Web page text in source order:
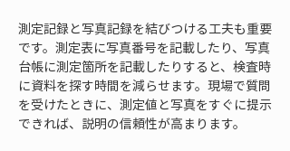
測定記録と写真記録を結びつける工夫も重要
です。測定表に写真番号を記載したり、写真
台帳に測定箇所を記載したりすると、検査時
に資料を探す時間を減らせます。現場で質問
を受けたときに、測定値と写真をすぐに提示
できれば、説明の信頼性が高まります。